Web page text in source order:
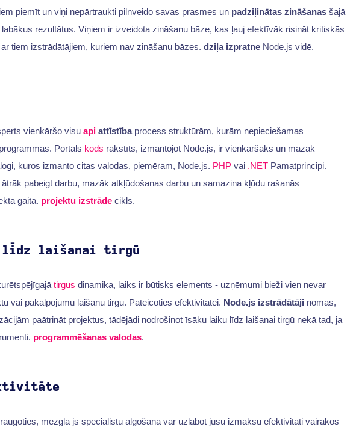
piemīt un viņi nepārtraukti pilnveido savas prasmes un padziļinātas zināšanasšajā
rezultātus. Viņiem ir izveidota zināšanu bāze, kas ļauj efektīvāk risināt kritiskās
tiem izstrādātājiem, kuriem nav zināšanu bāzes. dziļa izpratneNode.js vidē.
vienkāršo visu apiattīstībaprocess struktūrām, kurām nepieciešamas
Portāls kods rakstīts, izmantojot Node.js, ir vienkāršāks un mazāk
kuros izmanto citas valodas, piemēram, Node.js. PHPvai .NETPamatprincipi.
pabeigt darbu, mazāk atkļūdošanas darbu un samazina kļūdu rašanās
gaitā. projektu izstrādecikls.
līdz laišanai tirgū
tirgus dinamika, laiks ir būtisks elements - uzņēmumi bieži vien nevar
vai pakalpojumu laišanu tirgū. Pateicoties efektivitātei. Node.js izstrādātāji nomas,
paātrināt projektus, tādējādi nodrošinot īsāku laiku līdz laišanai tirgū nekā tad, ja
programmēšanas valodas.
mezgla js speciālistu algošana var uzlabot jūsu izmaksu efektivitāti vairākos